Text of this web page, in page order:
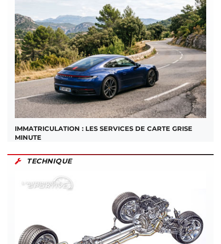
IMMATRICULATION : LES SERVICES DE CARTE GRISE
MINUTE
TECHNIQUE